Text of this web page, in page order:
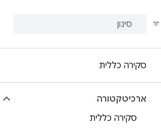
סקירה כללית
ארכיטקטורה
סקירה כללית